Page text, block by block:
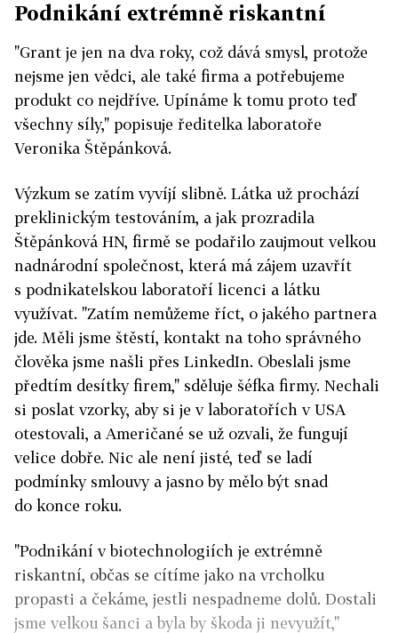
Podnikání extrémně riskantní
"Grant je jen na dva roky, což dává smysl, protože
nejsme jen vědci, ale také firma a potřebujeme
produkt co nejdříve. Upínáme k tomu proto teď
všechny síly," popisuje ředitelka laboratoře
Veronika Štěpánková.
Výzkum se zatím vyvíjí slibně. Látka už prochází
preklinickým testováním, a jak prozradila
Štěpánková HN, firmě se podařilo zaujmout velkou
nadnárodní společnost, která má zájem uzavřít
s podnikatelskou laboratoří licenci a látku
využívat. "Zatím nemůžeme říct, o jakého partnera
jde. Měli jsme štěstí, kontakt na toho správného
člověka jsme našli přes LinkedIn. Obeslali jsme
předtím desítky firem," sděluje šéfka firmy. Nechali
si poslat vzorky, aby si je v laboratořích v USA
otestovali, a Američané se už ozvali, že fungují
velice dobře. Nic ale není jisté, teď se ladí
podmínky smlouvy a jasno by mělo být snad
do konce roku.
"Podnikání v biotechnologiích je extrémně
riskantní, občas se cítíme jako na vrcholku
propasti a čekáme, jestli nespadneme dolů. Dostali
jsme velkou šanci a byla by škoda ji nevyužít,"